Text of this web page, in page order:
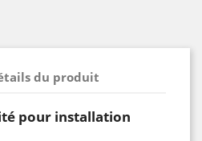
du produit
pour installation